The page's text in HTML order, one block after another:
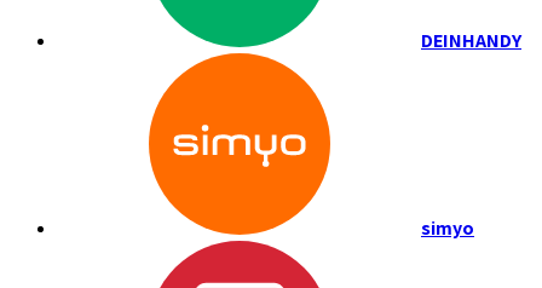
DEINHANDY
simyo